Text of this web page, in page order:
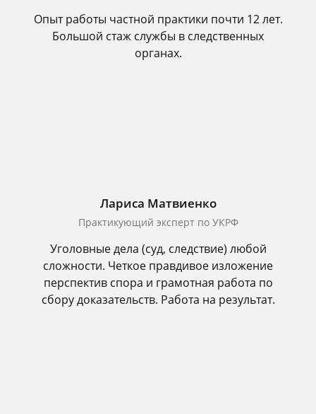
Опыт работы частной практики почти 12 лет.
Большой стаж службы в следственных
органах.
Лариса Матвиенко
Практикующий эксперт по УКРФ
Уголовные дела (суд, следствие) любой
сложности. Четкое правдивое изложение
перспектив спора и грамотная работа по
сбору доказательств. Работа на результат.